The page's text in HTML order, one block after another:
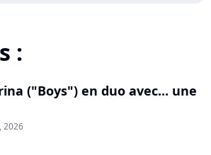
:
("Boys") en duo avec... une
2026